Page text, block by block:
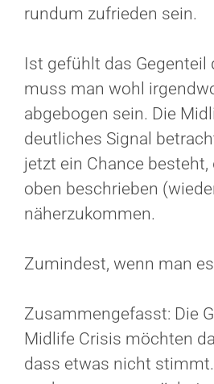
rundum zufrieden sein.
Ist gefühlt das Gegenteil
muss man wohl
abgebogen sein. Die
deutliches Signal
jetzt ein Chance
oben beschrieben
näherzukommen.
Zumindest, wenn man
Zusammengefasst: Die
Midlife Crisis möchten
dass etwas nicht